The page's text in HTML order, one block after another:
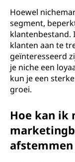
Hoewel
segment,
klantenbestand.
klanten aan te
geïnteresseerd
je niche een
kun je een
groei.
Hoe kan ik